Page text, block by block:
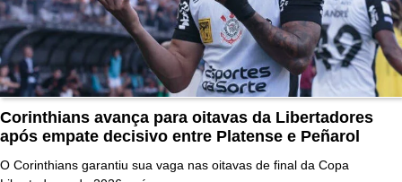
Corinthians avança para oitavas da Libertadores
após empate decisivo entre Platense e Peñarol
O Corinthians garantiu sua vaga nas oitavas de final da Copa